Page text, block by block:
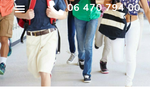
06 470 794 00